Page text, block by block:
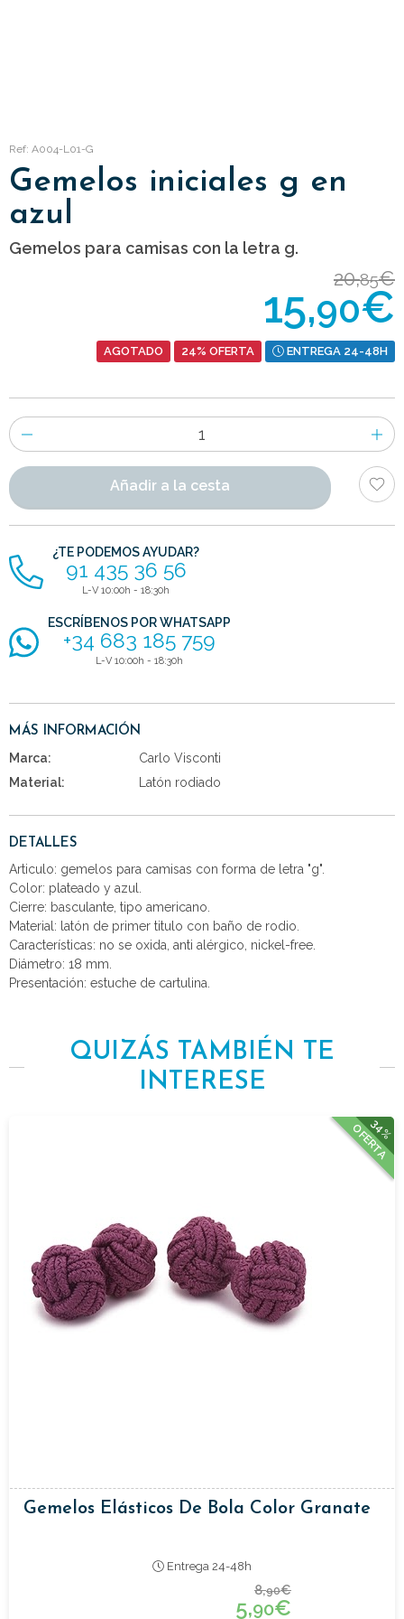
Ref: A004-L01-G
Gemelos iniciales g en
azul
Gemelos para camisas con la letra g.
20,85€
15,90€
AGOTADO 24% OFERTA ENTREGA 24-48H
Número
de
artículos
Añadir a la cesta
¿TE PODEMOS AYUDAR?
91 435 36 56
L-V 10:00h - 18:30h
ESCRÍBENOS POR WHATSAPP
+34 683 185 759
L-V 10:00h - 18:30h
MÁS INFORMACIÓN
Marca:
Carlo Visconti
Material:
Latón rodiado
DETALLES
Articulo: gemelos para camisas con forma de letra "g".
Color: plateado y azul.
Cierre: basculante, tipo americano.
Material: latón de primer titulo con baño de rodio.
Características: no se oxida, anti alérgico, nickel-free.
Diámetro: 18 mm.
Presentación: estuche de cartulina.
QUIZÁS TAMBIÉN TE
INTERESE
34%
OFERTA
Gemelos Elásticos De Bola Color Granate
Entrega 24-48h
8,90€
5,90€